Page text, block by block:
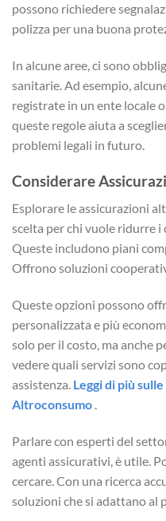
possono richiedere
polizza per una buona
In alcune aree, ci sono
sanitarie. Ad esempio,
registrate in un ente locale
queste regole aiuta a
problemi legali in futuro.
Considerare
Esplorare le assicurazioni
scelta per chi vuole ridurre
Queste includono piani
Offrono soluzioni
Queste opzioni possono
personalizzata e più
solo per il costo, ma anche
vedere quali servizi sono
assistenza. Leggi di più
Altroconsumo .
Parlare con esperti del
agenti assicurativi, è utile.
cercare. Con una ricerca
soluzioni che si adattano al